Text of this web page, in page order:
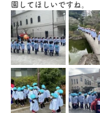
園してほしいですね。